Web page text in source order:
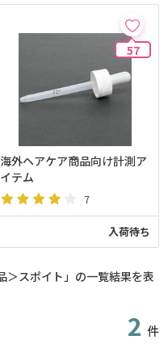
57
海外ヘアケア商品向け計測ア
イテム
7
入荷待ち
＞スポイト」の一覧結果を表
2 件